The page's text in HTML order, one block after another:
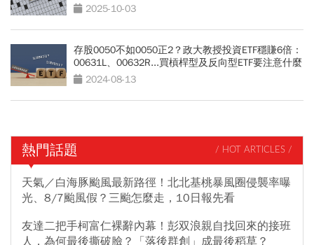
2025-10-03
存股0050不如0050正2？政大教授投資ETF穩賺6倍：
00631L、00632R...買槓桿型及反向型ETF要注意什麼
2024-08-13
熱門話題 / HOT ARTICLES /
天氣／白海豚颱風最新路徑！北北基桃暴風圈侵襲率曝
光、8/7颱風假？三颱怎麼走，10日報先看
友達二把手柯富仁裸辭內幕！彭双浪親自找回來的接班
人，為何最後撕破臉？「落後群創」成最後稻草？